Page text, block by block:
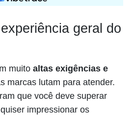
geral do
muito altas exigências e
marcas lutam para atender.
que você deve superar
impressionar os